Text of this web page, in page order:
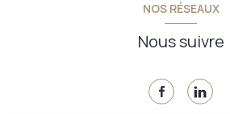
NOS RÉSEAUX
Nous suivre